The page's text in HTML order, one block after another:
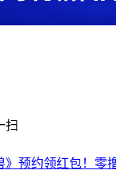
》预约领红包！零